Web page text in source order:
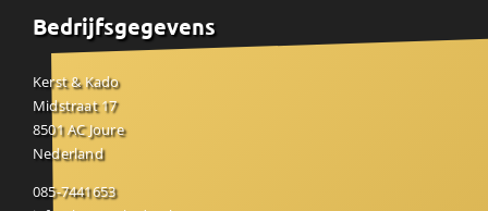
Bedrijfsgegevens
Kerst & Kado
Midstraat 17
8501 AC Joure
Nederland
085-7441653